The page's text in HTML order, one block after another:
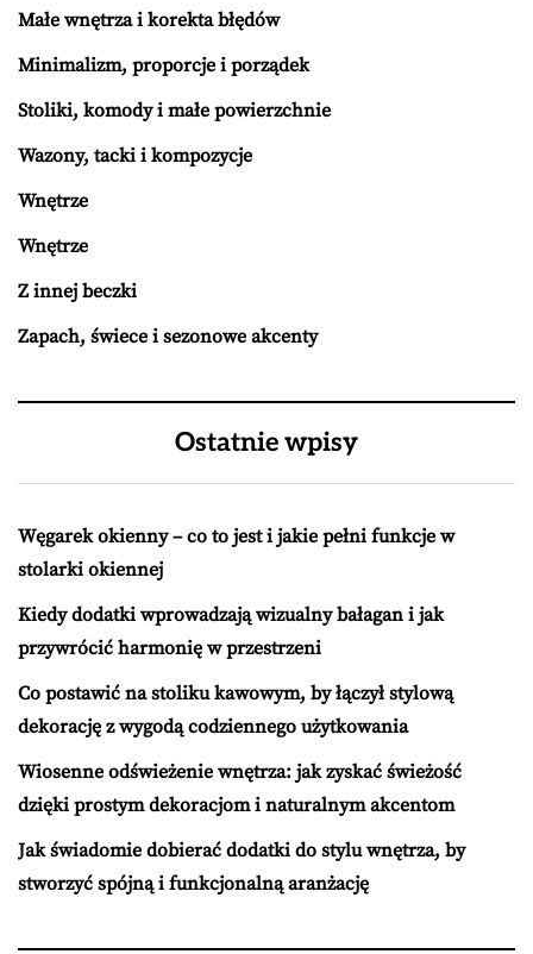
Małe wnętrza i korekta błędów
Minimalizm, proporcje i porządek
Stoliki, komody i małe powierzchnie
Wazony, tacki i kompozycje
Wnętrze
Wnętrze
Z innej beczki
Zapach, świece i sezonowe akcenty
Ostatnie wpisy
Węgarek okienny – co to jest i jakie pełni funkcje w
stolarki okiennej
Kiedy dodatki wprowadzają wizualny bałagan i jak
przywrócić harmonię w przestrzeni
Co postawić na stoliku kawowym, by łączył stylową
dekorację z wygodą codziennego użytkowania
Wiosenne odświeżenie wnętrza: jak zyskać świeżość
dzięki prostym dekoracjom i naturalnym akcentom
Jak świadomie dobierać dodatki do stylu wnętrza, by
stworzyć spójną i funkcjonalną aranżację